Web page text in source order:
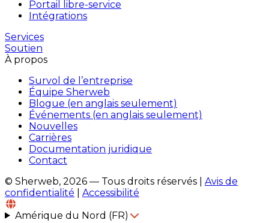
Portail libre-service
Intégrations
Services
Soutien
À propos
Survol de l’entreprise
Équipe Sherweb
Blogue (en anglais seulement)
Événements (en anglais seulement)
Nouvelles
Carrières
Documentation juridique
Contact
© Sherweb, 2026 — Tous droits réservés
Avis de
confidentialité
Accessibilité
Amérique du Nord (FR)